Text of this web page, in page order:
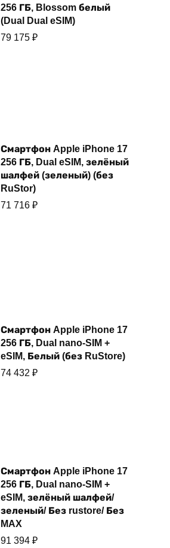
256 ГБ, Blossom белый
(Dual Dual eSIM)
79 175 ₽
Купить
Смартфон Apple iPhone 17
256 ГБ, Dual eSIM, зелёный
шалфей (зеленый) (без
RuStor)
71 716 ₽
Купить
Смартфон Apple iPhone 17
256 ГБ, Dual nano-SIM +
eSIM, Белый (без RuStore)
74 432 ₽
Купить
Смартфон Apple iPhone 17
256 ГБ, Dual nano-SIM +
eSIM, зелёный шалфей/
зеленый/ Без rustore/ Без
MAX
91 394 ₽